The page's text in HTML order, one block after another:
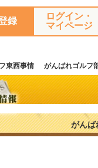
ログイン・
マイページ
録
東西事情 がんばれゴルフ
がん